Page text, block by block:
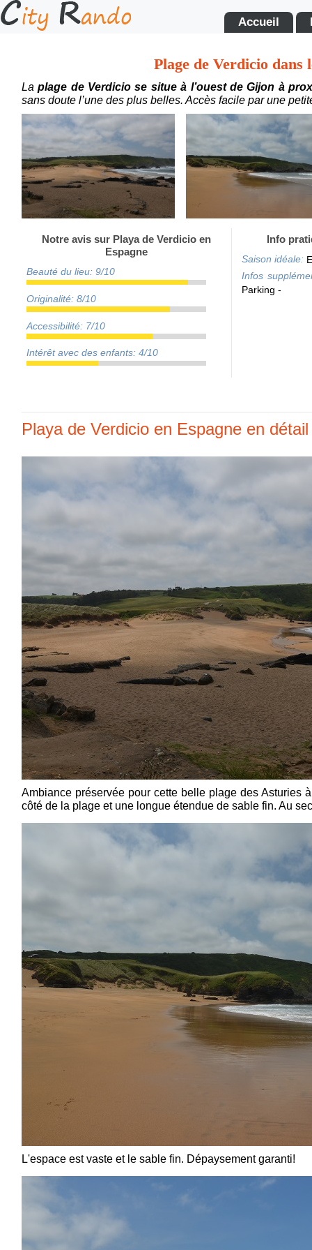
Accueil
Plage de Verdicio dans
Laplage de Verdicio se situe à l’ouest de Gijon à
sans doute l’une des plus belles. Accès facile par une
Notre avis sur Playa de Verdicio en
Espagne
Beauté du lieu: 9/10
Originalité: 8/10
Accessibilité: 7/10
Intérêt avec des enfants: 4/10
Info
Saison idéale:
Infos
Parking -
Playa de Verdicio en Espagne en détail
Ambiance préservée pour cette belle plage des Asturies
côté de la plage et une longue étendue de sable fin. Au
L'espace est vaste et le sable fin. Dépaysement garanti!